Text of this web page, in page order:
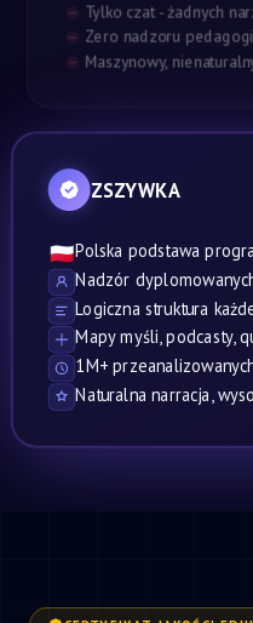
Tylko czat - żadnych
Zero nadzoru
Maszynowy,
ZSZYWKA
🇵🇱Polska podstawa
Nadzór
Logiczna struktura
Mapy myśli, podcasty,
1M+
Naturalna narracja,